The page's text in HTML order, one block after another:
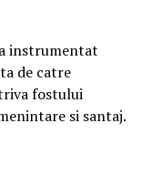
instrumentat
de catre
fostului
si santaj.